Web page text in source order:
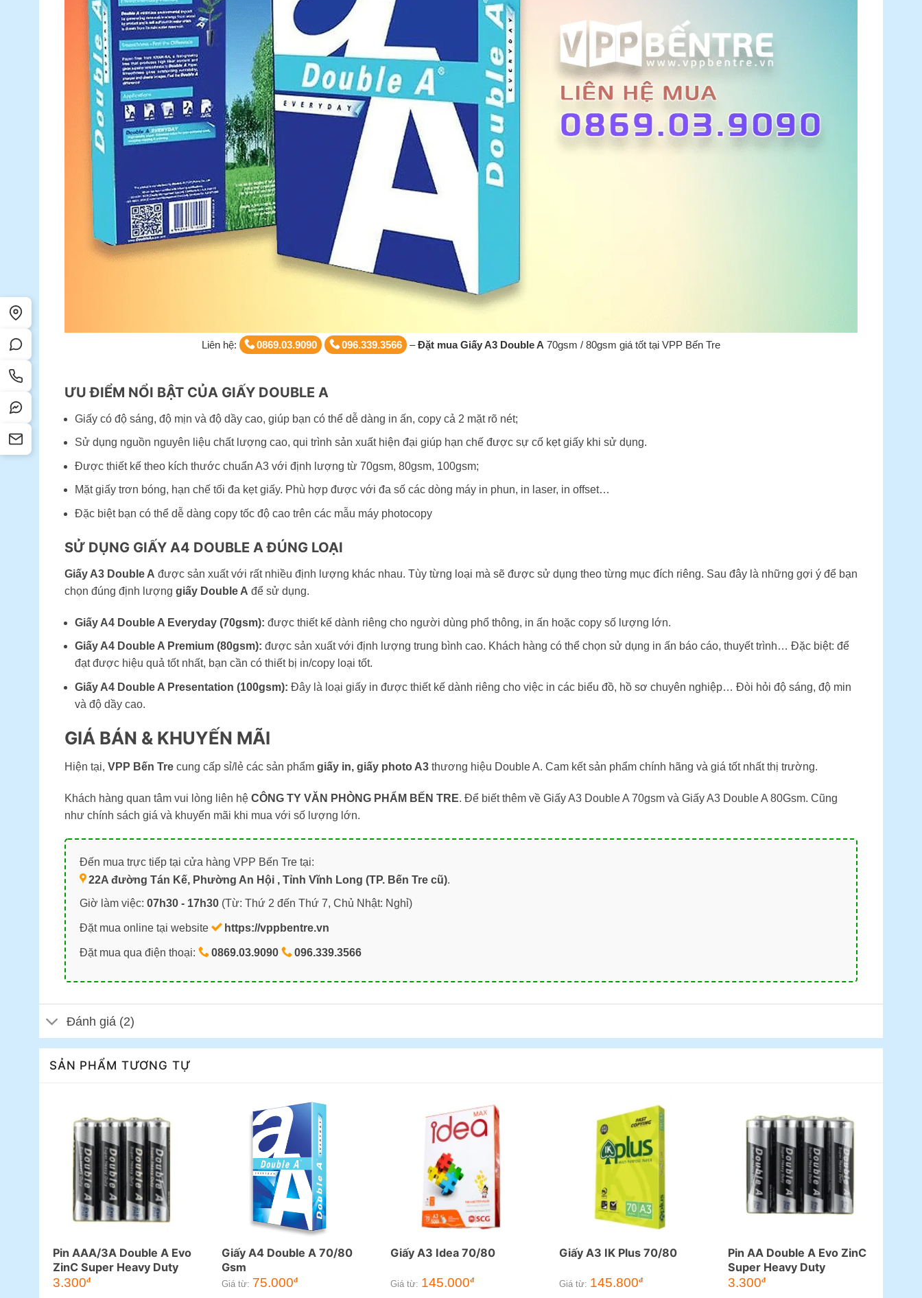
Liên hệ: 0869.03.9090 096.339.3566 –Đặt mua Giấy A3 Double A 70gsm / 80gsm giá tốt tại VPP Bến Tre
ƯU ĐIỂM NỔI BẬT CỦA GIẤY DOUBLE A
Giấy có độ sáng, độ mịn và độ dầy cao, giúp bạn có thể dễ dàng in ấn, copy cả 2 mặt rõ nét;
Sử dụng nguồn nguyên liệu chất lượng cao, qui trình sản xuất hiện đại giúp hạn chế được sự cố kẹt giấy khi sử dụng.
Được thiết kế theo kích thước chuẩn A3 với định lượng từ 70gsm, 80gsm, 100gsm;
Mặt giấy trơn bóng, hạn chế tối đa kẹt giấy. Phù hợp được với đa số các dòng máy in phun, in laser, in offset…
Đặc biệt bạn có thể dễ dàng copy tốc độ cao trên các mẫu máy photocopy
SỬ DỤNG GIẤY A4 DOUBLE A ĐÚNG LOẠI
Giấy A3 Double A được sản xuất với rất nhiều định lượng khác nhau. Tùy từng loại mà sẽ được sử dụng theo từng mục đích riêng. Sau đây là những gợi ý để bạn
chọn đúng định lượng giấy Double A để sử dụng.
Giấy A4 Double A Everyday (70gsm): được thiết kế dành riêng cho người dùng phổ thông, in ấn hoặc copy số lượng lớn.
Giấy A4 Double A Premium (80gsm): được sản xuất với định lượng trung bình cao. Khách hàng có thể chọn sử dụng in ấn báo cáo, thuyết trình… Đặc biệt: để
đạt được hiệu quả tốt nhất, bạn cần có thiết bị in/copy loại tốt.
Giấy A4 Double A Presentation (100gsm): Đây là loại giấy in được thiết kế dành riêng cho việc in các biểu đồ, hồ sơ chuyên nghiệp… Đòi hỏi độ sáng, độ min
và độ dầy cao.
GIÁ BÁN & KHUYẾN MÃI
Hiện tại, VPP Bến Trecung cấp sỉ/lẻ các sản phẩm giấy in, giấy photo A3thương hiệu Double A. Cam kết sản phẩm chính hãng và giá tốt nhất thị trường.
Khách hàng quan tâm vui lòng liên hệ CÔNG TY VĂN PHÒNG PHẨM BẾN TRE. Để biết thêm về Giấy A3 Double A 70gsm và Giấy A3 Double A 80Gsm. Cũng
như chính sách giá và khuyến mãi khi mua với số lượng lớn.
Đến mua trực tiếp tại cửa hàng VPP Bến Tre tại:
22A đường Tán Kế, Phường An Hội , Tỉnh Vĩnh Long (TP. Bến Tre cũ).
Giờ làm việc: 07h30 - 17h30(Từ: Thứ 2 đến Thứ 7, Chủ Nhật: Nghỉ)
Đặt mua online tại website https://vppbentre.vn
Đặt mua qua điện thoại: 0869.03.9090 096.339.3566
Đánh giá (2)
SẢN PHẨM TƯƠNG TỰ
Pin AAA/3A Double A Evo
ZinC Super Heavy Duty
3.300đ
Giấy A4 Double A 70/80
Gsm
Giá từ: 75.000đ
Giấy A3 Idea 70/80
Giá từ: 145.000đ
Giấy A3 IK Plus 70/80
Giá từ: 145.800đ
Pin AA Double A Evo ZinC
Super Heavy Duty
3.300đ